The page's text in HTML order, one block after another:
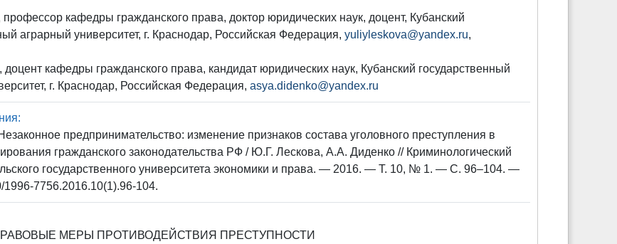
профессор кафедры гражданского права, доктор юридических наук, доцент, Кубанский
аграрный университет, г. Краснодар, Российская Федерация,yuliyleskova@yandex.ru,
, доцент кафедры гражданского права, кандидат юридических наук, Кубанский государственный
г. Краснодар, Российская Федерация,asya.didenko@yandex.ru
предпринимательство: изменение признаков состава уголовного преступления в
гражданского законодательства РФ / Ю.Г. Лескова, А.А. Диденко // Криминологический
государственного университета экономики и права. — 2016. — Т. 10, № 1. — С. 96–104. —
1996-7756.2016.10(1).96-104.
МЕРЫ ПРОТИВОДЕЙСТВИЯ ПРЕСТУПНОСТИ